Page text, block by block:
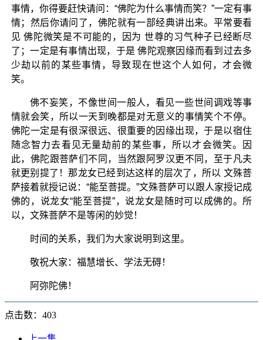
事情，你得要赶快请问：“佛陀为什么事情而笑？”一定有事
情；然后你请问了，佛陀就有一部经典讲出来。平常要看
见 佛陀微笑是不可能的，因为 世尊的习气种子已经断尽
了；一定是有事情出现，于是 佛陀观察因缘而看到过去多
少劫以前的某些事情，导致现在世这个人如何，才会微
笑。
佛不妄笑，不像世间一般人，看见一些世间调戏等事
情就会笑，所以一天到晚都是对无意义的事情笑个不停。
佛陀一定是有很深很远、很重要的因缘出现，于是以宿住
随念智力去看见无量劫前的某些事，所以才会微笑。因
此，佛陀跟菩萨们不同，当然跟阿罗汉更不同，至于凡夫
就更别提了！那龙女已经到达这样的层次了，所以 文殊菩
萨接着就授记说：“能至菩提。”文殊菩萨可以跟人家授记成
佛的，说龙女“能至菩提”，说龙女是随时可以成佛的。所
以，文殊菩萨不是等闲的妙觉！
时间的关系，我们为大家说明到这里。
敬祝大家：福慧增长、学法无碍！
阿弥陀佛！
点击数：403